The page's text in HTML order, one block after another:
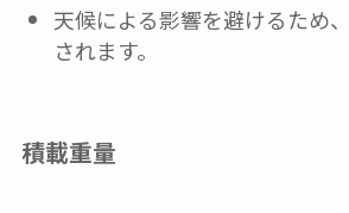
天候による影響を避けるため
されます。
積載重量